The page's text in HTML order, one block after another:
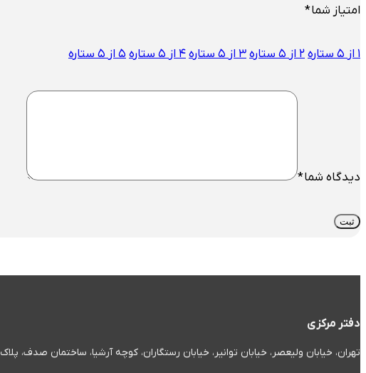
امتیاز شما*
۱ از ۵ ستاره ۲ از ۵ ستاره ۳ از ۵ ستاره ۴ از ۵ ستاره ۵ از ۵ ستاره
دیدگاه شما*
دفتر مرکزی
تهران، خیابان ولیعصر، خیابان توانیر، خیابان رستگاران، کوچه آرشیا، ساختمان صدف، پلاک 1، واحد 5